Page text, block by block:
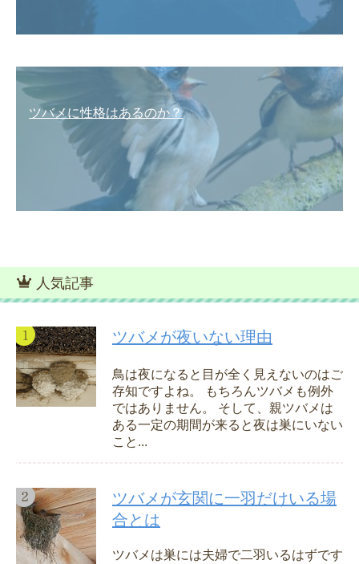
ツバメに性格はあるのか？
人気記事
ツバメが夜いない理由
鳥は夜になると目が全く見えないのはご
存知ですよね。 もちろんツバメも例外
ではありません。 そして、親ツバメは
ある一定の期間が来ると夜は巣にいない
こと...
ツバメが玄関に一羽だけいる場
合とは
ツバメは巣には夫婦で二羽いるはずです